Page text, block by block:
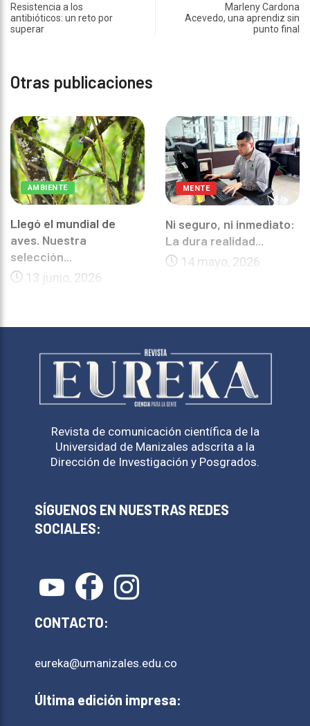
Resistencia a los
antibióticos: un reto por
superar
Marleny Cardona
Acevedo, una aprendiz sin
punto final
Otras publicaciones
AMBIENTE
Llegó el mundial de
aves. Nuestra
selección...
13 junio, 2026
MENTE
Ni seguro, ni inmediato:
La dura realidad...
14 mayo, 2026
Revista de comunicación científica de la
Universidad de Manizales adscrita a la
Dirección de Investigación y Posgrados.
SÍGUENOS EN NUESTRAS REDES
SOCIALES:
CONTACTO:
eureka@umanizales.edu.co
Última edición impresa: